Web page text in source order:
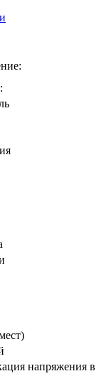
напряжения в